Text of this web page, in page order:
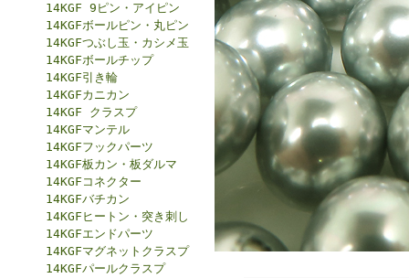
14KGF 9ピン・アイピン
14KGFボールピン・丸ピン
14KGFつぶし玉・カシメ玉
14KGFボールチップ
14KGF引き輪
14KGFカニカン
14KGF クラスプ
14KGFマンテル
14KGFフックパーツ
14KGF板カン・板ダルマ
14KGFコネクター
14KGFバチカン
14KGFヒートン・突き刺し
14KGFエンドパーツ
14KGFマグネットクラスプ
14KGFパールクラスプ